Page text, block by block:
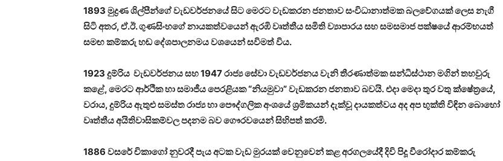
1893 මුද්‍රණ ශිල්පීන්ගේ වැඩවර්ජනයේ සිට මෙරට වැඩකරන ජනතාව සංවිධානාත්මක බලවේගයක් ලෙස නැගී
සිටි අතර, ඒ.ඊ. ගුණසිංහගේ නායකත්වයෙන් ඇරඹි වෘත්තීය සමිති ව්‍යාපාරය සහ සමසමාජ පක්ෂයේ ආරම්භයත්
සමඟ කම්කරු හඬ දේශපාලනමය වශයෙන් සවිමත් විය.
1923 දුම්රිය වැඩවර්ජනය සහ 1947 රාජ්‍ය සේවා වැඩවර්ජනය වැනි තීරණාත්මක සන්ධිස්ථාන මගින් තහවුරු
කළේ, මෙරට ආර්ථික හා සමාජීය පෙරළියක “නියමුවා” වැඩකරන ජනතාව බවයි.එදා මෙදා තුර වතු ක්ෂේත්‍රයේ,
වරාය, දුම්රිය ඇතුළු සමස්ත රාජ්‍ය හා පෞද්ගලික අංශයේ ශ්‍රමිකයන් දැක්වූ දායකත්වය අද අප භුක්ති විඳින බොහෝ
වෘත්තීය අයිතිවාසිකම්වල පදනම බව ගෞරවයෙන් සිහිපත් කරමි.
1886 වසරේ චිකාගෝ නුවරදී පැය අටක වැඩ මුරයක් වෙනුවෙන් කළ අරගලයේදී දිවි පිදූ වීරෝදාර කම්කරු